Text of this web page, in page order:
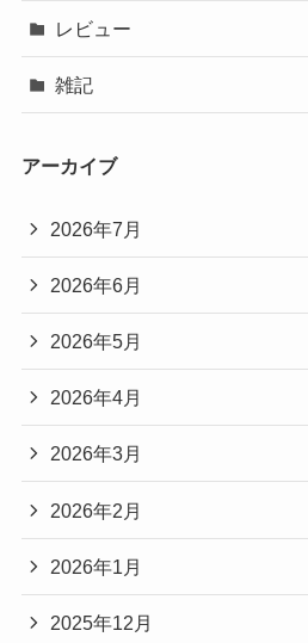
レビュー
雑記
アーカイブ
2026年7月
2026年6月
2026年5月
2026年4月
2026年3月
2026年2月
2026年1月
2025年12月